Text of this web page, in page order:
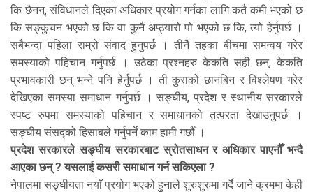
कि छैनन्, संविधानले दिएका अधिकार प्रयोग गर्नका लागि कतै कमी भएको छ
कि सङ्कुचन भएको छ कि वा कुनै अप्ठ्यारो पो भएको छ कि, त्यो हेर्नुपर्छ ।
सबैभन्दा पहिला राम्रो संवाद हुनुपर्छ । तीनै तहका बीचमा समन्वय गरेर
समस्याको पहिचान गर्नुपर्छ । उठेका प्रश्नहरु केकति सही छन्, केकति
प्रभावकारी छन् भन्ने पनि हेर्नुपर्छ । ती कुराको छानबिन र विश्लेषण गरेर
देखिएका समस्या समाधान गर्नुपर्छ । सङ्घीय, प्रदेश र स्थानीय सरकारले
स्पष्ट रुपमा समस्याको पहिचान र समाधानको तत्परता देखाउनुपर्छ ।
सङ्घीय संसद्को हिसाबले गर्नुपर्ने काम हामी गर्छौँ ।
प्रदेश सरकारले सङ्घीय सरकारबाट स्रोतसाधन र अधिकार पाएनौँ भन्दै
आएका छन् ? यसलाई कसरी समाधान गर्न सकिएला ?
नेपालमा सङ्घीयता नयाँ प्रयोग भएको हुनाले शुरुशुरुमा गर्दै जाने क्रममा केही